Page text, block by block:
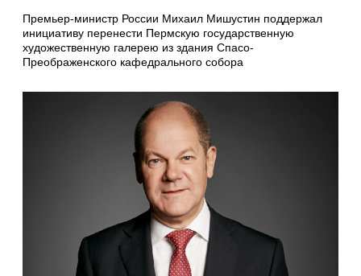
Премьер-министр России Михаил Мишустин поддержал
инициативу перенести Пермскую государственную
художественную галерею из здания Спасо-
Преображенского кафедрального собора